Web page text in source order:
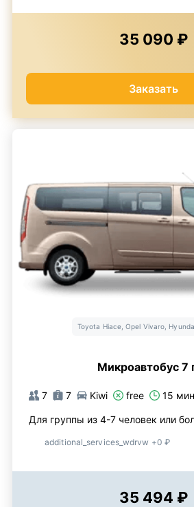
35 090 ₽
Заказать
Toyota Hiace, Opel Vivaro,
Микроавтобус 7
7 7 Kiwi free 15 мин
Для группы из 4-7 человек или
additional_services_wdrvw +0 ₽
35 494 ₽